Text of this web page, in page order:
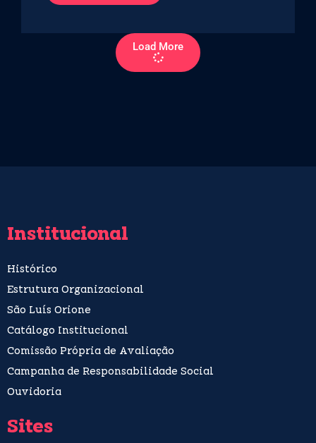
Load More
Institucional
Histórico
Estrutura Organizacional
São Luís Orione
Catálogo Institucional
Comissão Própria de Avaliação
Campanha de Responsabilidade Social
Ouvidoria
Sites